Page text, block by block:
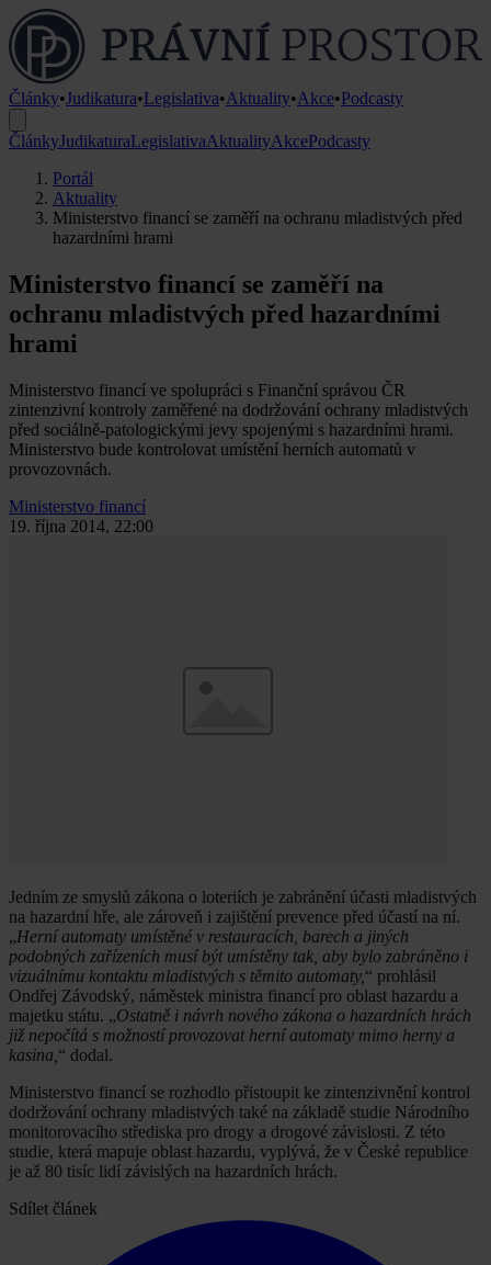
Články•Judikatura•Legislativa•Aktuality•Akce•Podcasty
ČlánkyJudikaturaLegislativaAktualityAkcePodcasty
Portál
Aktuality
Ministerstvo financí se zaměří na ochranu mladistvých před
hazardními hrami
Ministerstvo financí se zaměří na
ochranu mladistvých před hazardními
hrami
Ministerstvo financí ve spolupráci s Finanční správou ČR
zintenzivní kontroly zaměřené na dodržování ochrany mladistvých
před sociálně-patologickými jevy spojenými s hazardními hrami.
Ministerstvo bude kontrolovat umístění herních automatů v
provozovnách.
Ministerstvo financí
19. října 2014, 22:00
Jedním ze smyslů zákona o loteriích je zabránění účasti mladistvých
na hazardní hře, ale zároveň i zajištění prevence před účastí na ní.
„Herní automaty umístěné v restauracích, barech a jiných
podobných zařízeních musí být umístěny tak, aby bylo zabráněno i
vizuálnímu kontaktu mladistvých s těmito automaty, “ prohlásil
Ondřej Závodský, náměstek ministra financí pro oblast hazardu a
majetku státu. „Ostatně i návrh nového zákona o hazardních hrách
již nepočítá s možností provozovat herní automaty mimo herny a
kasina, “ dodal.
Ministerstvo financí se rozhodlo přistoupit ke zintenzivnění kontrol
dodržování ochrany mladistvých také na základě studie Národního
monitorovacího střediska pro drogy a drogové závislosti. Z této
studie, která mapuje oblast hazardu, vyplývá, že v České republice
je až 80 tisíc lidí závislých na hazardních hrách.
Sdílet článek